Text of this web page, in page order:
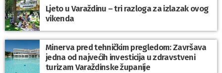
Ljeto u Varaždinu – tri razloga za izlazak ovog
vikenda
Minerva pred tehničkim pregledom: Završava
jedna od najvećih investicija u zdravstveni
turizam Varaždinske županije